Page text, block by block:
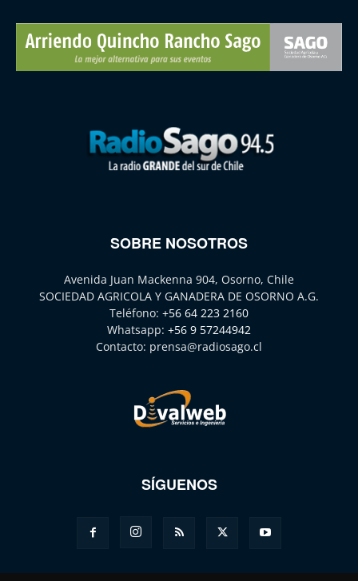
SOBRE NOSOTROS
Avenida Juan Mackenna 904, Osorno, Chile
SOCIEDAD AGRICOLA Y GANADERA DE OSORNO A.G.
Teléfono: +56 64 223 2160
Whatsapp: +56 9 57244942
Contacto: prensa@radiosago.cl
SÍGUENOS